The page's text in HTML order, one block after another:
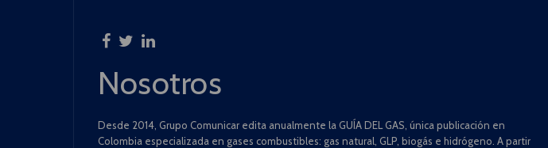
Nosotros
Desde 2014, Grupo Comunicar edita anualmente la GUÍA DEL GAS, única publicación en
Colombia especializada en gases combustibles: gas natural, GLP, biogás e hidrógeno. A partir